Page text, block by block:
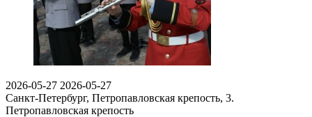
2026-05-27 2026-05-27
Санкт-Петербург, Петропавловская крепость, 3.
Петропавловская крепость